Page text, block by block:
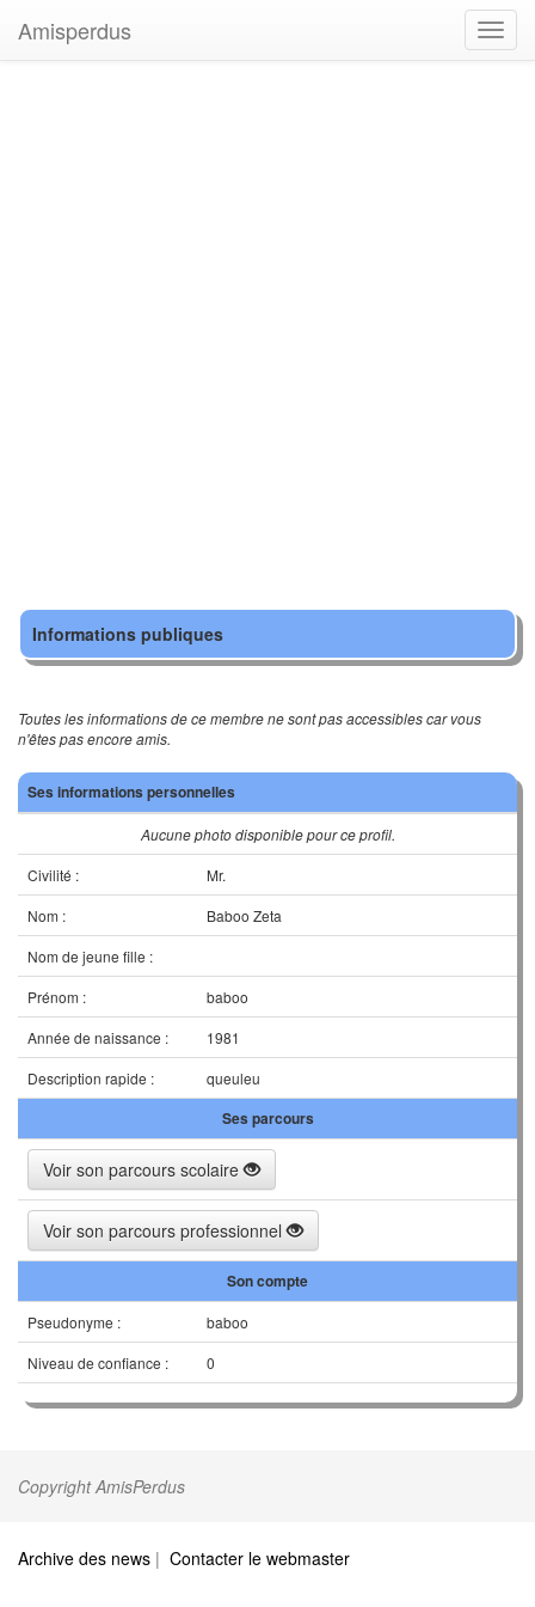
Amisperdus
Informations publiques
Toutes les informations de ce membre ne sont pas accessibles car vous
n'êtes pas encore amis.
Ses informations personnelles
Aucune photo disponible pour ce profil.
Civilité :
Mr.
Nom :
Baboo Zeta
Nom de jeune fille :
Prénom :
baboo
Année de naissance :
1981
Description rapide :
queuleu
Ses parcours
Voir son parcours scolaire
Voir son parcours professionnel
Son compte
Pseudonyme :
baboo
Niveau de confiance :
0
Copyright AmisPerdus
Archive des news | Contacter le webmaster